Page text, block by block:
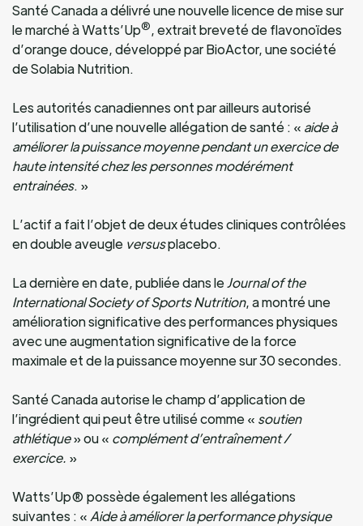
Santé Canada a délivré une nouvelle licence de mise sur
le marché à Watts’Up®, extrait breveté de flavonoïdes
d’orange douce, développé par BioActor, une société
de Solabia Nutrition.
Les autorités canadiennes ont par ailleurs autorisé
l’utilisation d’une nouvelle allégation de santé : « aide à
améliorer la puissance moyenne pendant un exercice de
haute intensité chez les personnes modérément
entrainées. »
L’actif a fait l’objet de deux études cliniques contrôlées
en double aveugle versusplacebo.
La dernière en date, publiée dans leJournal of the
International Society of Sports Nutrition, a montré une
amélioration significative des performances physiques
avec une augmentation significative de la force
maximale et de la puissance moyenne sur 30 secondes.
Santé Canada autorise le champ d’application de
l’ingrédient qui peut être utilisé comme « soutien
athlétique» ou « complément d’entraînement /
exercice. »
Watts’Up® possède également les allégations
suivantes : «Aide à améliorer la performance physique